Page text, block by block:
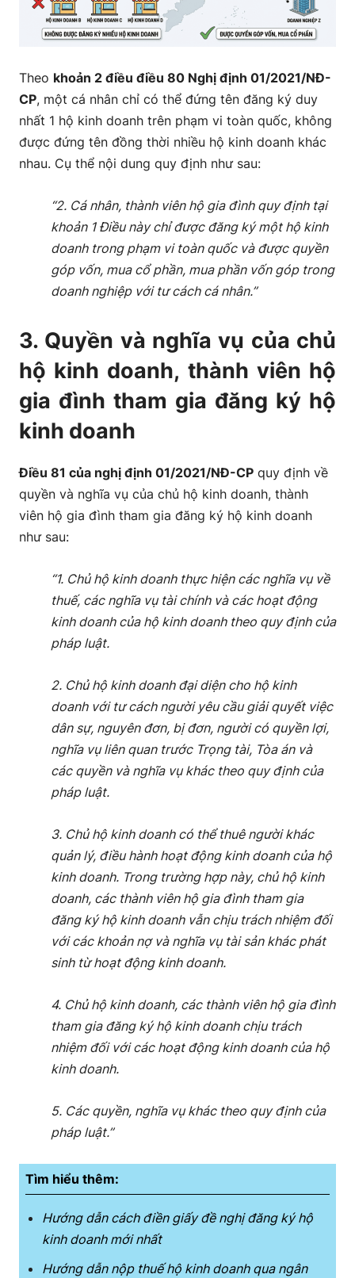
Theo khoản 2 điều điều 80 Nghị định 01/2021/NĐ-
CP, một cá nhân chỉ có thể đứng tên đăng ký duy
nhất 1 hộ kinh doanh trên phạm vi toàn quốc, không
được đứng tên đồng thời nhiều hộ kinh doanh khác
nhau. Cụ thể nội dung quy định như sau:
“2. Cá nhân, thành viên hộ gia đình quy định tại
khoản 1 Điều này chỉ được đăng ký một hộ kinh
doanh trong phạm vi toàn quốc và được quyền
góp vốn, mua cổ phần, mua phần vốn góp trong
doanh nghiệp với tư cách cá nhân.”
3. Quyền và nghĩa vụ của chủ
hộ kinh doanh, thành viên hộ
gia đình tham gia đăng ký hộ
kinh doanh
Điều 81 của nghị định 01/2021/NĐ-CP quy định về
quyền và nghĩa vụ của chủ hộ kinh doanh, thành
viên hộ gia đình tham gia đăng ký hộ kinh doanh
như sau:
“1. Chủ hộ kinh doanh thực hiện các nghĩa vụ về
thuế, các nghĩa vụ tài chính và các hoạt động
kinh doanh của hộ kinh doanh theo quy định của
pháp luật.
2. Chủ hộ kinh doanh đại diện cho hộ kinh
doanh với tư cách người yêu cầu giải quyết việc
dân sự, nguyên đơn, bị đơn, người có quyền lợi,
nghĩa vụ liên quan trước Trọng tài, Tòa án và
các quyền và nghĩa vụ khác theo quy định của
pháp luật.
3. Chủ hộ kinh doanh có thể thuê người khác
quản lý, điều hành hoạt động kinh doanh của hộ
kinh doanh. Trong trường hợp này, chủ hộ kinh
doanh, các thành viên hộ gia đình tham gia
đăng ký hộ kinh doanh vẫn chịu trách nhiệm đối
với các khoản nợ và nghĩa vụ tài sản khác phát
sinh từ hoạt động kinh doanh.
4. Chủ hộ kinh doanh, các thành viên hộ gia đình
tham gia đăng ký hộ kinh doanh chịu trách
nhiệm đối với các hoạt động kinh doanh của hộ
kinh doanh.
5. Các quyền, nghĩa vụ khác theo quy định của
pháp luật.”
Tìm hiểu thêm:
Hướng dẫn cách điền giấy đề nghị đăng ký hộ
kinh doanh mới nhất
Hướng dẫn nộp thuế hộ kinh doanh qua ngân